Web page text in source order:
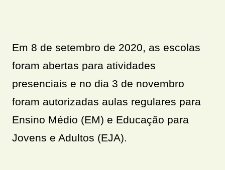
Em 8 de setembro de 2020, as escolas
foram abertas para atividades
presenciais e no dia 3 de novembro
foram autorizadas aulas regulares para
Ensino Médio (EM) e Educação para
Jovens e Adultos (EJA).